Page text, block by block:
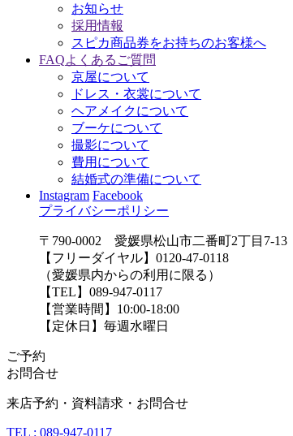
お知らせ
採用情報
スピカ商品券をお持ちのお客様へ
FAQよくあるご質問
京屋について
ドレス・衣裳について
ヘアメイクについて
ブーケについて
撮影について
費用について
結婚式の準備について
Instagram Facebook
プライバシーポリシー
〒790-0002 愛媛県松山市二番町2丁目7-13
【フリーダイヤル】0120-47-0118
（愛媛県内からの利用に限る）
【TEL】089-947-0117
【営業時間】10:00-18:00
【定休日】毎週水曜日
ご予約
お問合せ
来店予約・資料請求・お問合せ
TEL : 089-947-0117